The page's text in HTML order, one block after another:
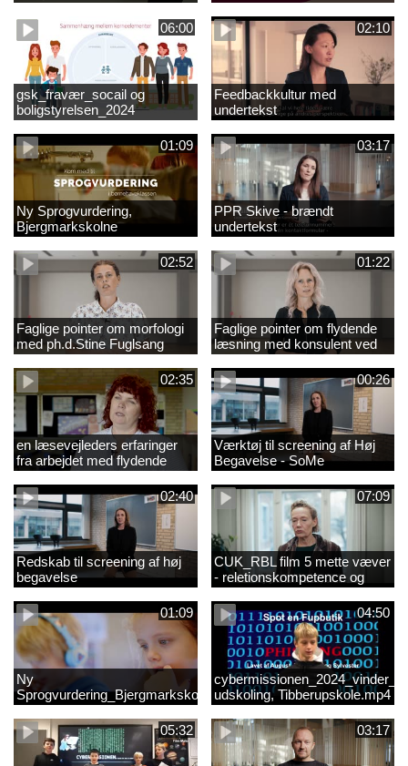
1889337_1_1.MP4
06:00
gsk_fravær_socail og
boligstyrelsen_2024
02:10
Feedbackkultur med
undertekst
01:09
Ny Sprogvurdering,
Bjergmarkskolne
03:17
PPR Skive - brændt
undertekst
02:52
Faglige pointer om morfologi
med ph.d.Stine Fuglsang
Engmose
01:22
Faglige pointer om flydende
læsning med konsulent ved
CFU Louise Duus
02:35
en læsevejleders erfaringer
fra arbejdet med flydende
læsning
00:26
Værktøj til screening af Høj
Begavelse - SoMe
02:40
Redskab til screening af høj
begavelse
07:09
CUK_RBL film 5 mette væver
- reletionskompetence og
børn i udsatte positioner.
01:09
Ny
Sprogvurdering_Bjergmarkskolne_CUK
04:50
udskoling, Tibberupskole.mp4
05:32 03:17